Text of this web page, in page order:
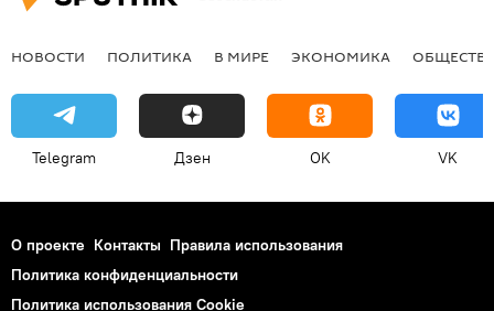
НОВОСТИ ПОЛИТИКА В МИРЕ ЭКОНОМИКА
Telegram Дзен OK VK
О проекте Контакты Правила использования
Политика конфиденциальности
Политика использования Cookie